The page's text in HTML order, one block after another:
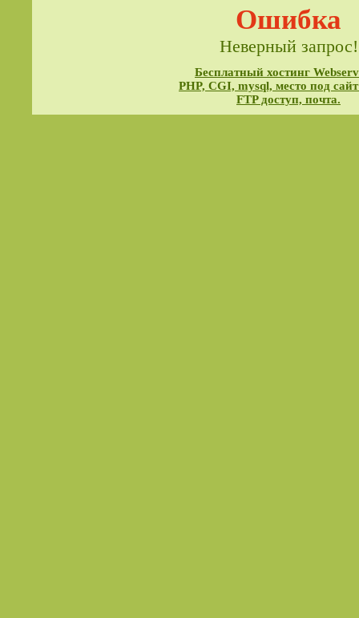
Ошибка
Неверный запрос!
Бесплатный хостинг
PHP, CGI, mysql, место под
FTP доступ, почта.